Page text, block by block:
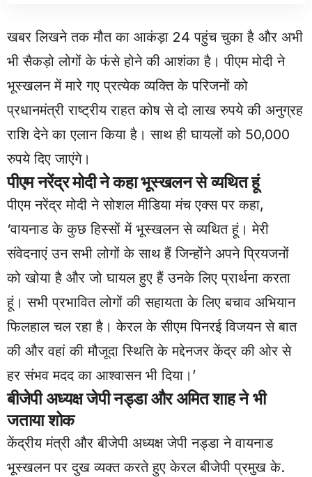
खबर लिखने तक मौत का आकंड़ा 24 पहुंच चुका है और अभी
भी सैकड़ो लोगों के फंसे होने की आशंका है। पीएम मोदी ने
भूस्खलन में मारे गए प्रत्येक व्यक्ति के परिजनों को
प्रधानमंत्री राष्ट्रीय राहत कोष से दो लाख रुपये की अनुग्रह
राशि देने का एलान किया है। साथ ही घायलों को 50,000
रुपये दिए जाएंगे।
पीएम नरेंद्र मोदी ने कहा भूस्खलन से व्यथित हूं
पीएम नरेंद्र मोदी ने सोशल मीडिया मंच एक्स पर कहा,
‘वायनाड के कुछ हिस्सों में भूस्खलन से व्यथित हूं। मेरी
संवेदनाएं उन सभी लोगों के साथ हैं जिन्होंने अपने प्रियजनों
को खोया है और जो घायल हुए हैं उनके लिए प्रार्थना करता
हूं। सभी प्रभावित लोगों की सहायता के लिए बचाव अभियान
फिलहाल चल रहा है। केरल के सीएम पिनरई विजयन से बात
की और वहां की मौजूदा स्थिति के मद्देनजर केंद्र की ओर से
हर संभव मदद का आश्वासन भी दिया।’
बीजेपी अध्यक्ष जेपी नड्डा और अमित शाह ने भी
जताया शोक
केंद्रीय मंत्री और बीजेपी अध्यक्ष जेपी नड्डा ने वायनाड
भूस्खलन पर दुख व्यक्त करते हुए केरल बीजेपी प्रमुख के.